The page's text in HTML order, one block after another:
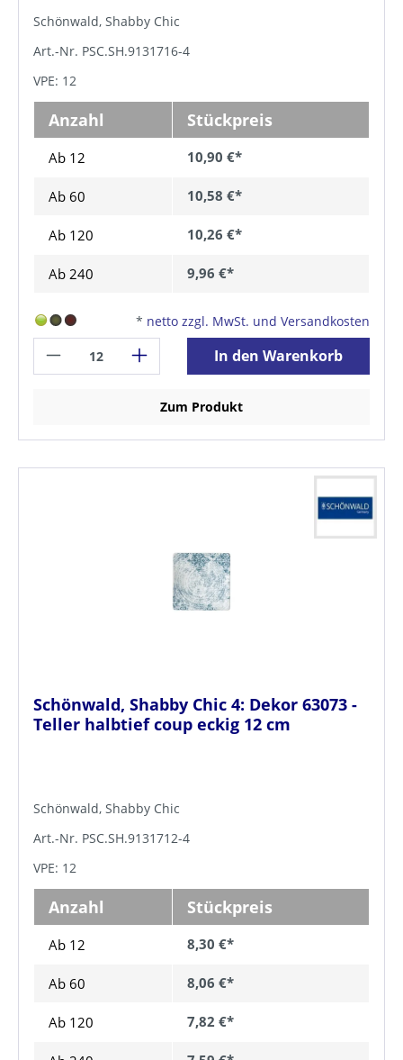
Schönwald, Shabby Chic
Art.-Nr. PSC.SH.9131716-4
VPE: 12
Anzahl Stückpreis
Ab 12 10,90 €*
Ab 60 10,58 €*
Ab 120 10,26 €*
Ab 240 9,96 €*
* netto zzgl. MwSt. und Versandkosten
In den Warenkorb
Zum Produkt
Schönwald, Shabby Chic 4: Dekor 63073 -
Teller halbtief coup eckig 12 cm
Schönwald, Shabby Chic
Art.-Nr. PSC.SH.9131712-4
VPE: 12
Anzahl Stückpreis
Ab 12 8,30 €*
Ab 60 8,06 €*
Ab 120 7,82 €*